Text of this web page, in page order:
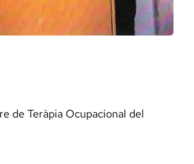
de Teràpia Ocupacional del